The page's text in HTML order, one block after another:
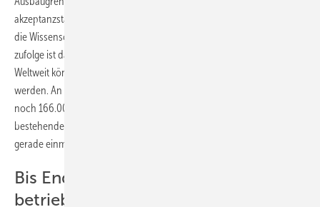
akzeptanzstarke Alternative ohne geografische Einschränkungen, so
die Wissenschaftler. Berechnungen der Fraunhofer-Forschenden
zufolge ist das globale Speicherpotenzial der Technologie enorm:
Weltweit könnten 817.000 Gigawattstunden Kapazität erschlossen
werden. An den zehn besten europäischen Standorten sind es immer
noch 166.000 Gigawattstunden. Zum Vergleich: Die Kapazität der
bestehenden deutschen Pumpspeicher-Kraftwerke an Land beträgt
gerade einmal knapp 40 Gigawattstunden.
Bis Ende 2026 soll der Prototyp
betriebsbereit sein